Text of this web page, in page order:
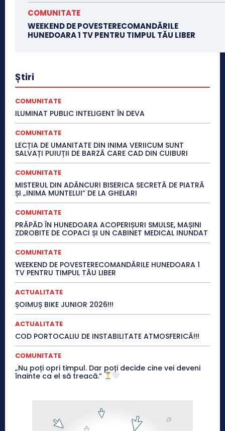
COMUNITATE
WEEKEND DE POVESTERECOMANDĂRILE
HUNEDOARA 1 TV PENTRU TIMPUL TĂU LIBER
Știri
COMUNITATE
ILUMINAT PUBLIC INTELIGENT ÎN DEVA
COMUNITATE
LECȚIA DE UMANITATE DIN INIMA VERIICUM SUNT
SALVAȚI PUIUȚII DE BARZĂ CARE CAD DIN CUIBURI
COMUNITATE
MISTERUL DIN ADÂNCURI BISERICA SECRETĂ DE PIATRĂ
ȘI „INIMA MUNTELUI” DE LA GHELARI
COMUNITATE
PRĂPĂD ÎN HUNEDOARA ACOPERIȘURI SMULSE, MAȘINI
ZDROBITE DE COPACI ȘI UN CABINET MEDICAL INUNDAT
COMUNITATE
WEEKEND DE POVESTERECOMANDĂRILE HUNEDOARA 1
TV PENTRU TIMPUL TĂU LIBER
ACTUALITATE
ȘOIMUȘ BIKE JUNIOR 2026!!!
ACTUALITATE
COD PORTOCALIU DE INSTABILITATE ATMOSFERICĂ!!!
COMUNITATE
„Nu poți opri timpul. Dar poți decide cine vei deveni
înainte ca el să treacă.”